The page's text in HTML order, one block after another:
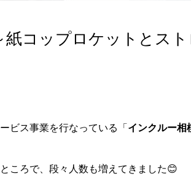
紙コップロケットとス
ビス事業を行なっている「 インクルー相
ころで、段々人数も増えてきました😊